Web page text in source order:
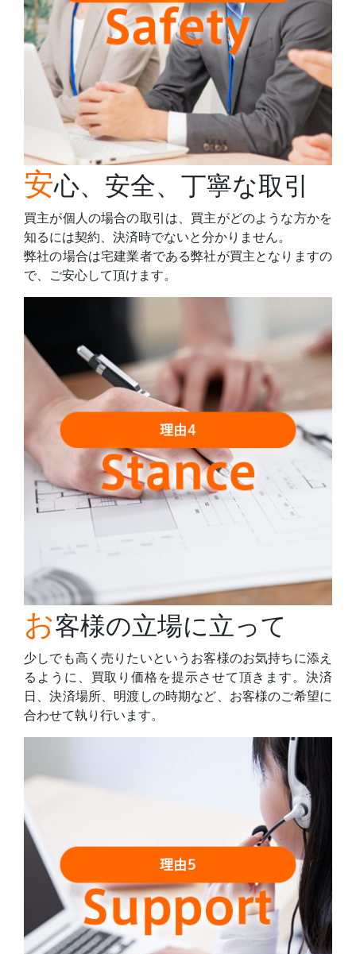
安心、安全、丁寧な取引
買主が個人の場合の取引は、買主がどのような方かを
知るには契約、決済時でないと分かりません。
弊社の場合は宅建業者である弊社が買主となりますの
で、ご安心して頂けます。
お客様の立場に立って
少しでも高く売りたいというお客様のお気持ちに添え
るように、買取り価格を提示させて頂きます。決済
日、決済場所、明渡しの時期など、お客様のご希望に
合わせて執り行います。